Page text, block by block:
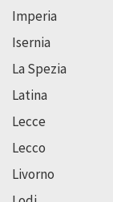
Imperia
Isernia
La Spezia
Latina
Lecce
Lecco
Livorno